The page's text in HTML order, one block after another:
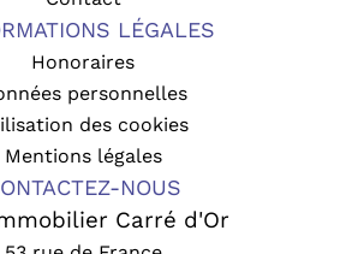
LÉGALES
Honoraires
personnelles
des cookies
Mentions légales
NOUS
Carré d'Or